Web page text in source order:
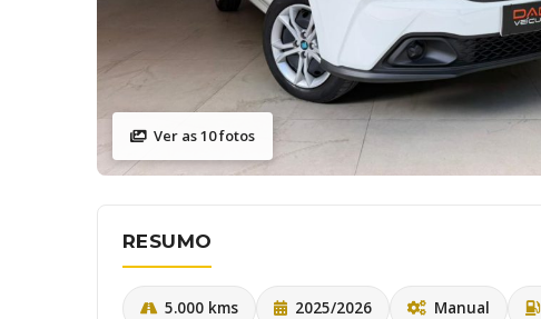
Ver as 10 fotos
RESUMO
5.000 kms 2025/2026 Manual